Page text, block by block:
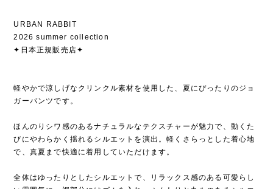
URBAN RABBIT
2026 summer collection
✦日本正規販売店✦
軽やかで涼しげなクリンクル素材を使用した、夏にぴったりのジョ
ガーパンツです。
ほんのりシワ感のあるナチュラルなテクスチャーが魅力で、動くた
びにやわらかく揺れるシルエットを演出。軽くさらっとした着心地
で、真夏まで快適に着用していただけます。
全体はゆったりとしたシルエットで、リラックス感のある可愛らし